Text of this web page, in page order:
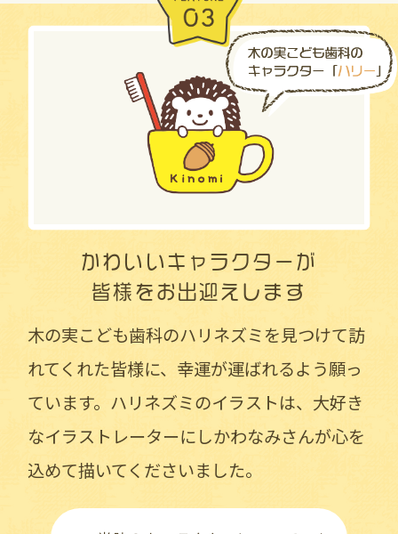
かわいいキャラクターが
皆様をお出迎えします
木の実こども歯科のハリネズミを見つけて訪
れてくれた皆様に、幸運が運ばれるよう願っ
ています。ハリネズミのイラストは、大好き
なイラストレーターにしかわなみさんが心を
込めて描いてくださいました。